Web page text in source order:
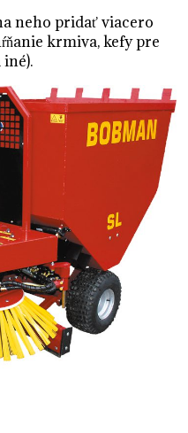
neho pridať viacero
krmiva, kefy pre